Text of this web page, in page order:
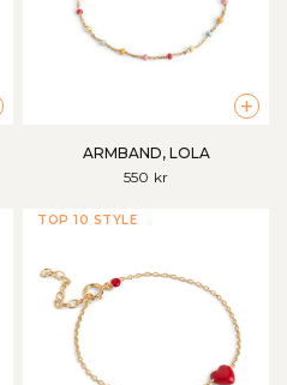
+
ARMBAND, LOLA
550 kr
TOP 10 STYLE